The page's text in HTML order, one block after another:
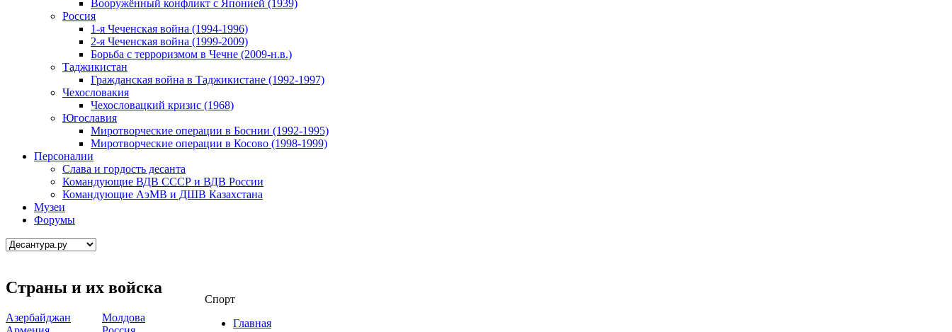
Вооружённый конфликт с Японией (1939)
Россия
1-я Чеченская война (1994-1996)
2-я Чеченская война (1999-2009)
Борьба с терроризмом в Чечне (2009-н.в.)
Таджикистан
Гражданская война в Таджикистане (1992-1997)
Чехословакия
Чехословацкий кризис (1968)
Югославия
Миротворческие операции в Боснии (1992-1995)
Миротворческие операции в Косово (1998-1999)
Персоналии
Слава и гордость десанта
Командующие ВДВ СССР и ВДВ России
Командующие АэМВ и ДШВ Казахстана
Музеи
Форумы
Страны и их войска
Азербайджан
Молдова
Спорт
Главная